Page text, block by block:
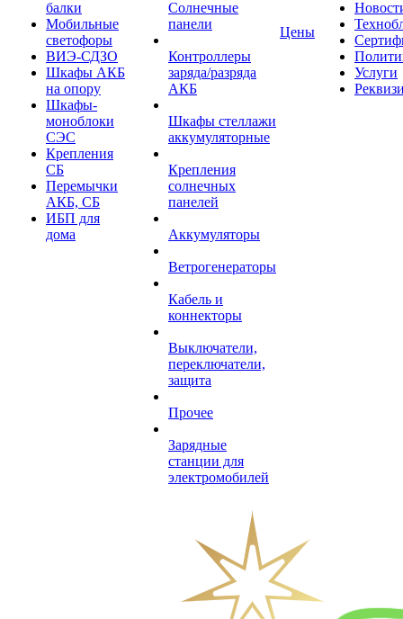
балки
Мобильные
светофоры
ВИЭ-СДЗО
Шкафы АКБ
на опору
Шкафы-
моноблоки
СЭС
Крепления
СБ
Перемычки
АКБ, СБ
ИБП для
дома
Солнечные
панели
Контроллеры
заряда/разряда
АКБ
Шкафы стеллажи
аккумуляторные
Крепления
солнечных
панелей
Аккумуляторы
Ветрогенераторы
Кабель и
коннекторы
Выключатели,
переключатели,
защита
Прочее
Зарядные
станции для
электромобилей
Цены
Услуги